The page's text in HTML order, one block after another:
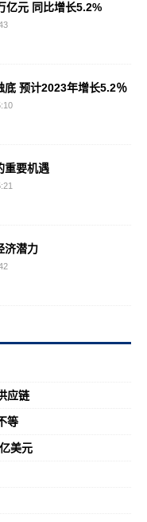
亿元 同比增长5.2%
底 预计2023年增长5.2％
重要机遇
济潜力
应链
等
美元